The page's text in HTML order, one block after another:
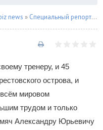
news » Специальный репортаж
тренеру, и 45
острова, и
мировом
трудом и только
Александру Юрьевичу